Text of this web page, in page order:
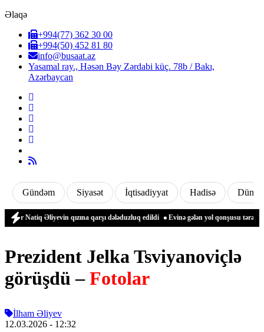
Əlaqə
+994(77) 362 30 00
+994(50) 452 81 80
info@busaat.az
Yasamal ray., Həsən Bəy Zərdabi küç. 78b / Bakı,
Azərbaycan
Gündəm Siyasət İqtisadiyyat Hadisə Dünya
Natiq Əliyevin qızına qarşı dələduzluq edildi Evinə gələn yol qonşusu tərəfindən
Prezident Jelka Tsviyanoviçlə
görüşdü –Fotolar
İlham Əliyev
12.03.2026 - 12:32